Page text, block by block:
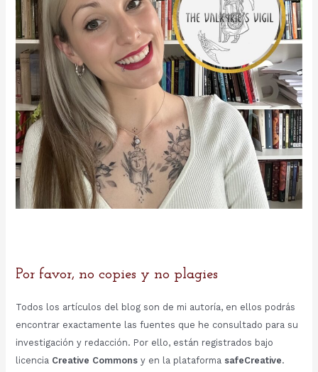
Por favor, no copies y no plagies
Todos los artículos del blog son de mi autoría, en ellos podrás
encontrar exactamente las fuentes que he consultado para su
investigación y redacción. Por ello, están registrados bajo
licencia Creative Commonsy en la plataforma safeCreative.